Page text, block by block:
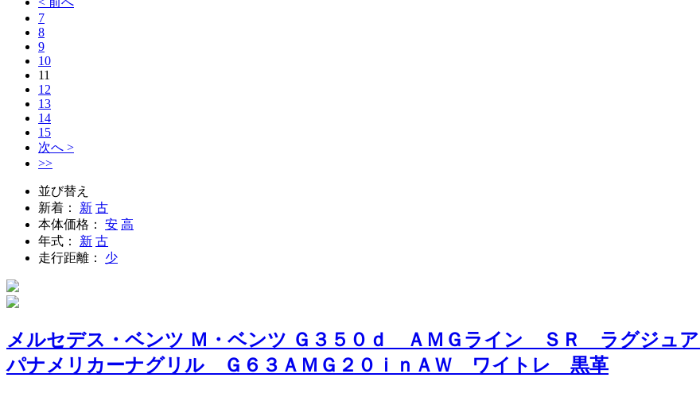
7
8
9
10
11
12
13
14
15
次へ >
>>
並び替え
新着： 新 古
本体価格： 安 高
年式： 新 古
走行距離： 少
メルセデス・ベンツ Ｍ・ベンツ Ｇ３５０ｄ ＡＭＧライン ＳＲ ラグジュ
パナメリカーナグリル Ｇ６３ＡＭＧ２０ｉｎＡＷ ワイトレ 黒革